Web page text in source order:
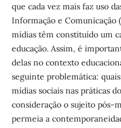
que cada vez mais faz uso
Informação e Comunicação
mídias têm constituído um
educação. Assim, é
delas no contexto
seguinte problemática:
mídias sociais nas práticas
consideração o sujeito pós-
permeia a